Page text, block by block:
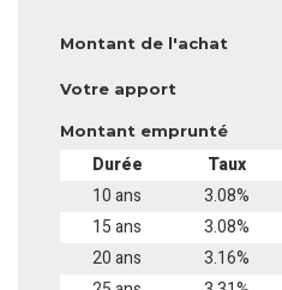
Montant de l'achat
Votre apport
Montant emprunté
Durée Taux
10 ans
3.08%
15 ans
3.08%
20 ans
3.16%